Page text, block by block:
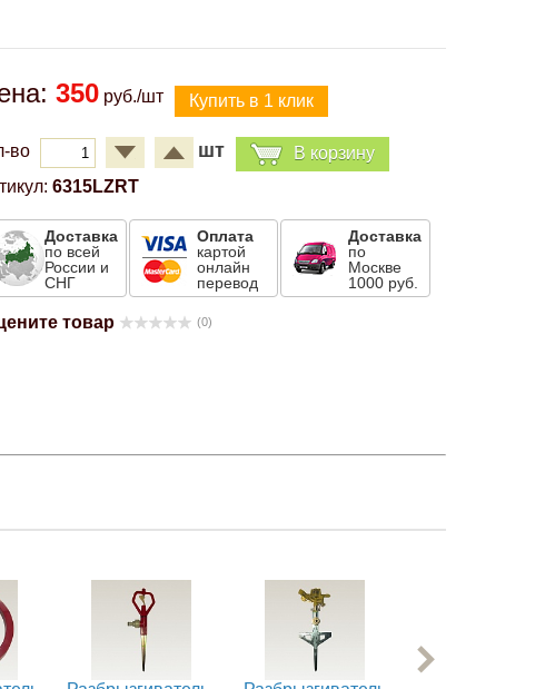
350 руб./шт
во шт
В корзину
6315LZRT
Доставка
по всей
России и
СНГ
Оплата
картой
онлайн
перевод
Доставка
по
Москве
1000 руб.
товар (0)